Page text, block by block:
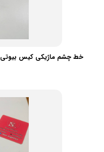
خط چشم ماژیکی کیس بیوتی